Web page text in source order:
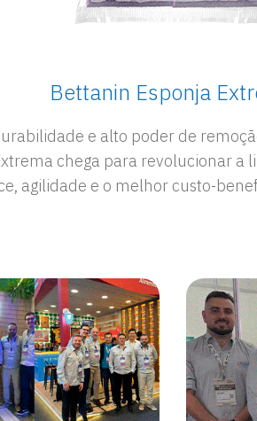
Bettanin Esponja
e alto poder de
chega para revolucionar a
agilidade e o melhor custo-
Dori Gelatina
lúdico, textura macia e
Dori Gelatina Beijo estreia no
adoçar a rotina e turbinar as
Dori Regaliz Tubo